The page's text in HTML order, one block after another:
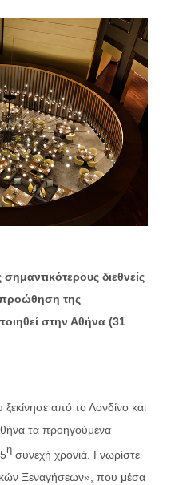
διεθνείς
προώθηση της
στην Αθήνα (31
από το Λονδίνο και
Αθήνα τα προηγούμενα
η συνεχή χρονιά. Γνωρίστε
Ξεναγήσεων», που μέσα